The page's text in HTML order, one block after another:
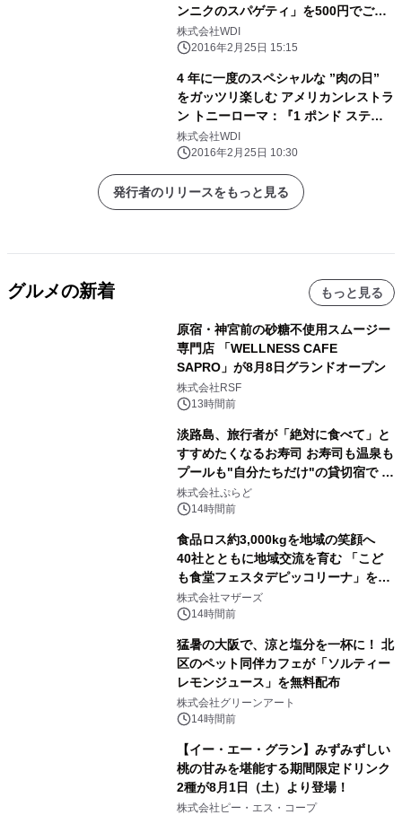
ンニクのスパゲティ」を500円でご提
供
株式会社WDI
2016年2月25日 15:15
4 年に一度のスペシャルな ”肉の日”
をガッツリ楽しむ アメリカンレストラ
ン トニーローマ：『1 ポンド ステー
キ』 販売
株式会社WDI
2016年2月25日 10:30
発行者のリリースをもっと見る
グルメの新着 もっと見る
原宿・神宮前の砂糖不使用スムージー
専門店 「WELLNESS CAFE
SAPRO」が8月8日グランドオープン
株式会社RSF
13時間前
淡路島、旅行者が「絶対に食べて」と
すすめたくなるお寿司 お寿司も温泉も
プールも"自分たちだけ"の貸切宿で 1
日1組限定「岩屋温泉 絵島別庭 海と
森」の握り寿司プラン
株式会社ぷらど
14時間前
食品ロス約3,000kgを地域の笑顔へ
40社とともに地域交流を育む 「こど
も食堂フェスタデピッコリーナ」を9
月5日(土)開催
株式会社マザーズ
14時間前
猛暑の大阪で、涼と塩分を一杯に！ 北
区のペット同伴カフェが「ソルティー
レモンジュース」を無料配布
株式会社グリーンアート
14時間前
【イー・エー・グラン】みずみずしい
桃の甘みを堪能する期間限定ドリンク
2種が8月1日（土）より登場！
株式会社ピー・エス・コープ